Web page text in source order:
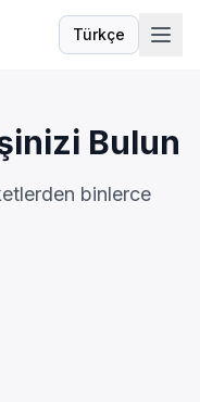
Türkçe
Dil
Bulun
binlerce